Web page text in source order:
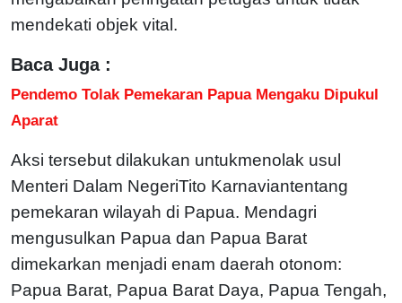
mendekati objek vital.
Baca Juga :
Pendemo Tolak Pemekaran Papua Mengaku Dipukul
Aparat
Aksi tersebut dilakukan untukmenolak usul
Menteri Dalam NegeriTito Karnaviantentang
pemekaran wilayah di Papua. Mendagri
mengusulkan Papua dan Papua Barat
dimekarkan menjadi enam daerah otonom:
Papua Barat, Papua Barat Daya, Papua Tengah,